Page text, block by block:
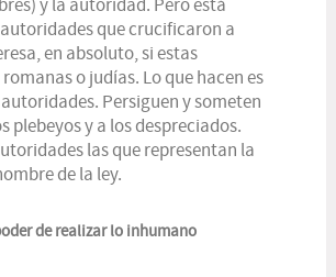
y la autoridad. Pero está
que crucificaron a
en absoluto, si estas
o judías. Lo que hacen es
Persiguen y someten
plebeyos y a los despreciados.
las que representan la
de la ley.
de realizar lo inhumano